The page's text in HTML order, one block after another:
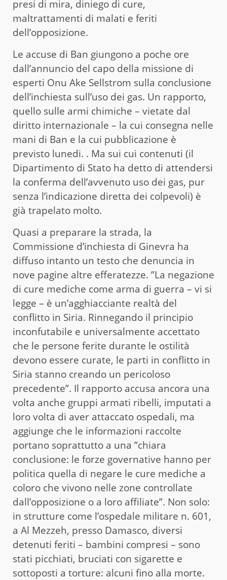
presi di mira, diniego di cure,
maltrattamenti di malati e feriti
dell’opposizione.
Le accuse di Ban giungono a poche ore
dall’annuncio del capo della missione di
esperti Onu Ake Sellstrom sulla conclusione
dell’inchiesta sull’uso dei gas. Un rapporto,
quello sulle armi chimiche – vietate dal
diritto internazionale – la cui consegna nelle
mani di Ban e la cui pubblicazione è
previsto lunedi. . Ma sui cui contenuti (il
Dipartimento di Stato ha detto di attendersi
la conferma dell’avvenuto uso dei gas, pur
senza l’indicazione diretta dei colpevoli) è
già trapelato molto.
Quasi a preparare la strada, la
Commissione d’inchiesta di Ginevra ha
diffuso intanto un testo che denuncia in
nove pagine altre efferatezze. ”La negazione
di cure mediche come arma di guerra – vi si
legge – è un’agghiacciante realtà del
conflitto in Siria. Rinnegando il principio
inconfutabile e universalmente accettato
che le persone ferite durante le ostilità
devono essere curate, le parti in conflitto in
Siria stanno creando un pericoloso
precedente”. Il rapporto accusa ancora una
volta anche gruppi armati ribelli, imputati a
loro volta di aver attaccato ospedali, ma
aggiunge che le informazioni raccolte
portano soprattutto a una ”chiara
conclusione: le forze governative hanno per
politica quella di negare le cure mediche a
coloro che vivono nelle zone controllate
dall’opposizione o a loro affiliate”. Non solo:
in strutture come l’ospedale militare n. 601,
a Al Mezzeh, presso Damasco, diversi
detenuti feriti – bambini compresi – sono
stati picchiati, bruciati con sigarette e
sottoposti a torture: alcuni fino alla morte.